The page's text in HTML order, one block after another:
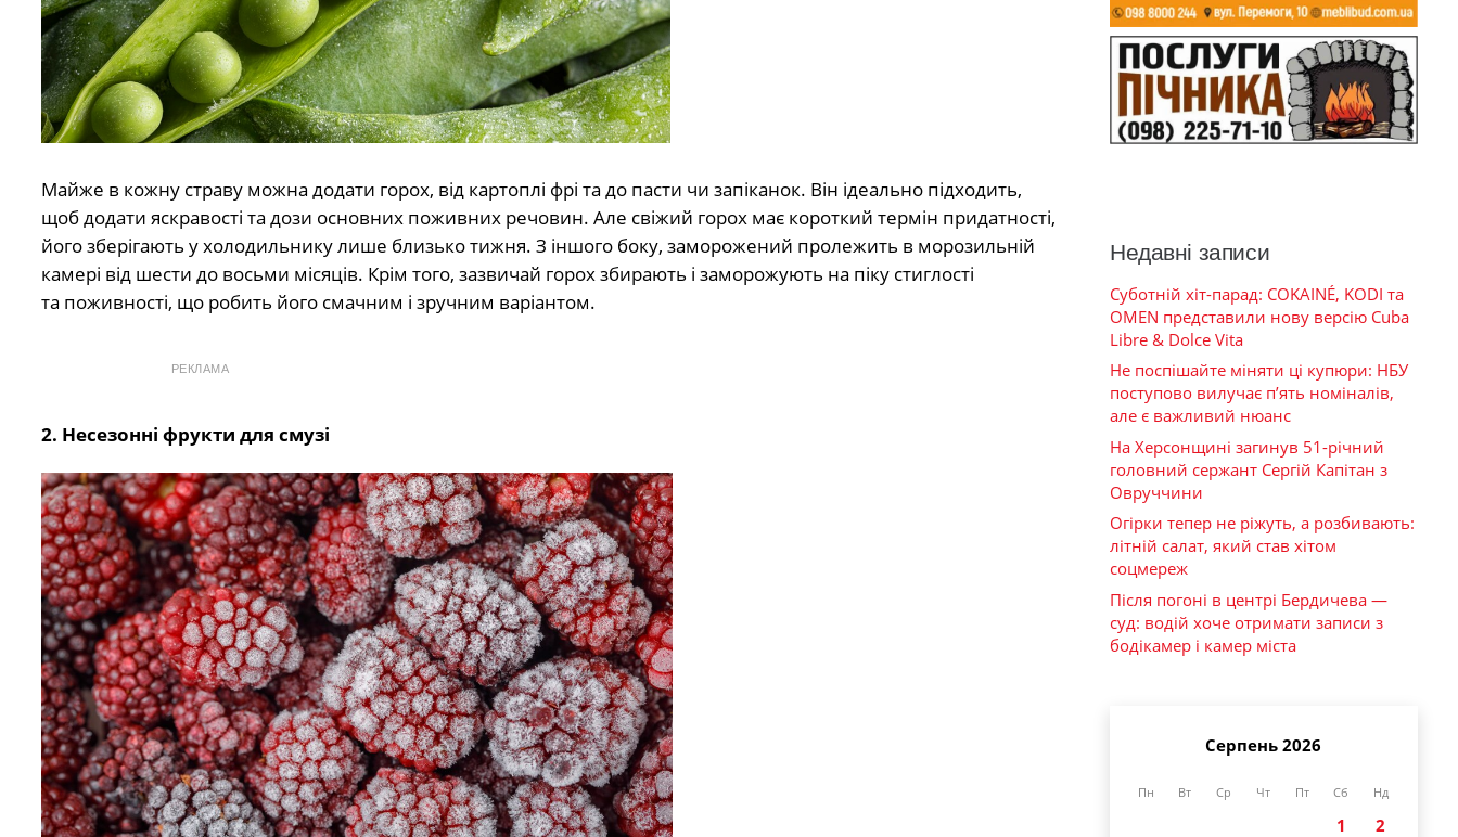
Майже в кожну страву можна додати горох, від картоплі фрі та до пасти чи запіканок. Він ідеально підходить,
щоб додати яскравості та дози основних поживних речовин. Але свіжий горох має короткий термін придатності,
його зберігають у холодильнику лише близько тижня. З іншого боку, заморожений пролежить в морозильній
камері від шести до восьми місяців. Крім того, зазвичай горох збирають і заморожують на піку стиглості
та поживності, що робить його смачним і зручним варіантом.
РЕКЛАМА
2. Несезонні фрукти для смузі
Недавні записи
Суботній хіт-парад: COKAINÉ, KODI та
OMEN представили нову версію Cuba
Libre & Dolce Vita
Не поспішайте міняти ці купюри: НБУ
поступово вилучає п’ять номіналів,
але є важливий нюанс
На Херсонщині загинув 51-річний
головний сержант Сергій Капітан з
Овруччини
Огірки тепер не ріжуть, а розбивають:
літній салат, який став хітом
соцмереж
Після погоні в центрі Бердичева —
суд: водій хоче отримати записи з
бодікамер і камер міста
Серпень 2026
Пн Вт Ср Чт Пт Сб Нд
1
2